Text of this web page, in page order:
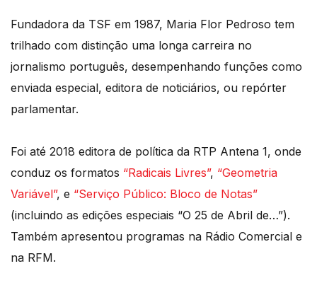
Fundadora da TSF em 1987, Maria Flor Pedroso tem
trilhado com distinção uma longa carreira no
jornalismo português, desempenhando funções como
enviada especial, editora de noticiários, ou repórter
parlamentar.
Foi até 2018 editora de política da RTP Antena 1, onde
conduz os formatos “Radicais Livres”, “Geometria
Variável”, e “Serviço Público: Bloco de Notas”
(incluindo as edições especiais “O 25 de Abril de…”).
Também apresentou programas na Rádio Comercial e
na RFM.